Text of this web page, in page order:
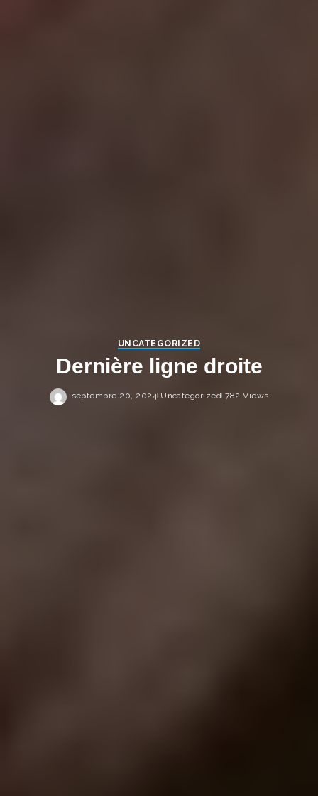
UNCATEGORIZED
Dernière ligne droite
septembre 20, 2024 Uncategorized 782 Views